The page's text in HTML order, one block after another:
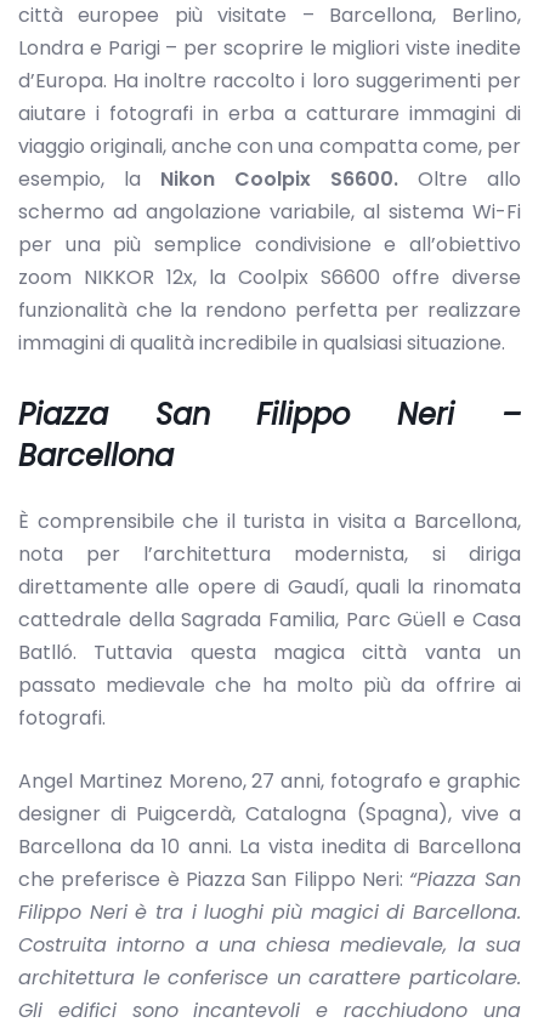
città europee più visitate – Barcellona, Berlino,
Londra e Parigi – per scoprire le migliori viste inedite
d’Europa. Ha inoltre raccolto i loro suggerimenti per
aiutare i fotografi in erba a catturare immagini di
viaggio originali, anche con una compatta come, per
esempio, la Nikon Coolpix S6600.Oltre allo
schermo ad angolazione variabile, al sistema Wi-Fi
per una più semplice condivisione e all’obiettivo
zoom NIKKOR 12x, la Coolpix S6600 offre diverse
funzionalità che la rendono perfetta per realizzare
immagini di qualità incredibile in qualsiasi situazione.
Piazza San Filippo Neri –
Barcellona
È comprensibile che il turista in visita a Barcellona,
nota per l’architettura modernista, si diriga
direttamente alle opere di Gaudí, quali la rinomata
cattedrale della Sagrada Familia, Parc Güell e Casa
Batlló. Tuttavia questa magica città vanta un
passato medievale che ha molto più da offrire ai
fotografi.
Angel Martinez Moreno, 27 anni, fotografo e graphic
designer di Puigcerdà, Catalogna (Spagna), vive a
Barcellona da 10 anni. La vista inedita di Barcellona
che preferisce è Piazza San Filippo Neri: “Piazza San
Filippo Neri è tra i luoghi più magici di Barcellona.
Costruita intorno a una chiesa medievale, la sua
architettura le conferisce un carattere particolare.
Gli edifici sono incantevoli e racchiudono una